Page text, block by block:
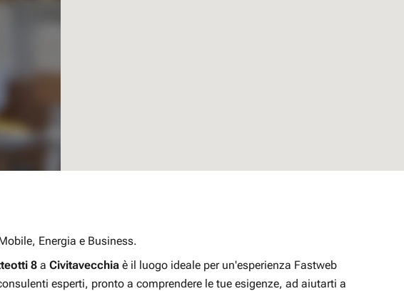
Energia e Business.
8 aCivitavecchia è il luogo ideale per un'esperienza Fastweb
esperti, pronto a comprendere le tue esigenze, ad aiutarti a